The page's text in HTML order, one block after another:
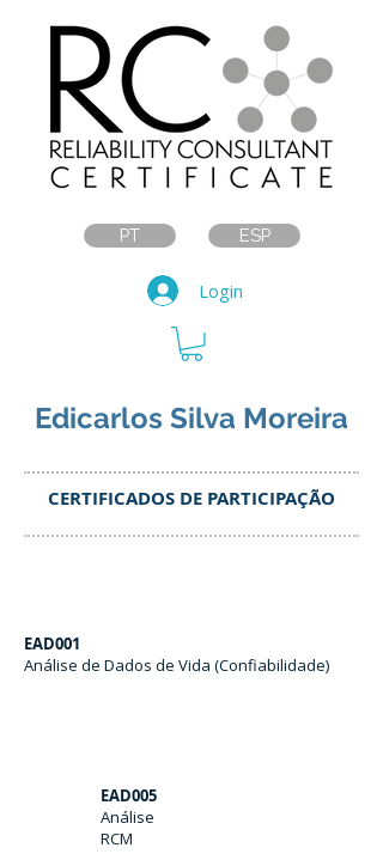
PT ESP
Login
Edicarlos Silva Moreira
CERTIFICADOS DE PARTICIPAÇÃO
EAD001
Análise de Dados de Vida (Confiabilidade)
EAD005
Análise
RCM